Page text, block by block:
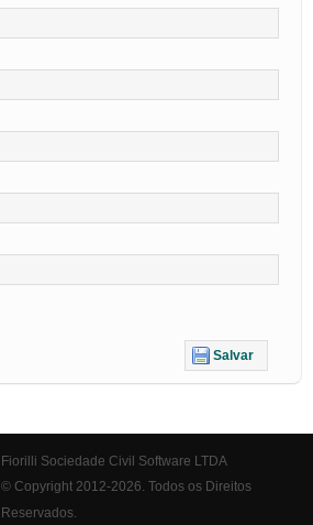
Salvar
Fiorilli Sociedade Civil Software LTDA
© Copyright 2012-2026. Todos os Direitos
Reservados.